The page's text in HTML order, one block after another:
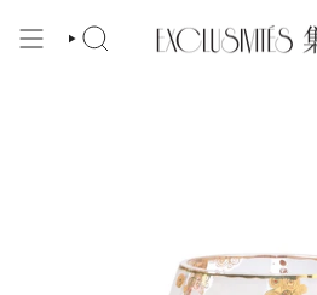
搜